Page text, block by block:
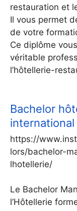
restauration et
Il vous permet
de votre
Ce diplôme
véritable
l’hôtellerie-
Bachelor
https://
lors/bachelor-
lhotellerie/
Le Bachelor
l’Hôtellerie